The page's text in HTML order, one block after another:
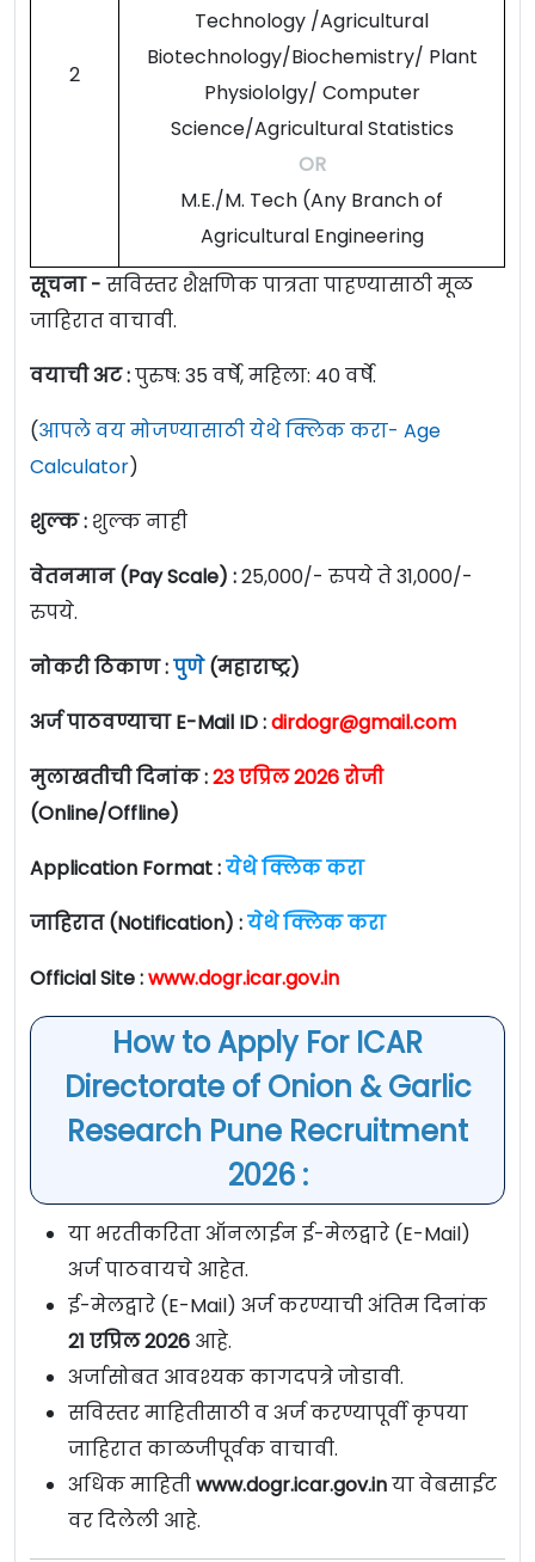
2
Technology /Agricultural
Biotechnology/Biochemistry/ Plant
Physiololgy/ Computer
Science/Agricultural Statistics
OR
M.E./M. Tech (Any Branch of
Agricultural Engineering
सूचना - सविस्तर शैक्षणिक पात्रता पाहण्यासाठी मूळ
जाहिरात वाचावी.
वयाची अट :पुरुष: 35 वर्षे, महिला: 40 वर्षे.
(आपले वय मोजण्यासाठी येथे क्लिक करा- Age
Calculator)
शुल्क : शुल्क नाही
वेतनमान (Pay Scale) :25,000/- रुपये ते 31,000/-
रुपये.
नोकरी ठिकाण :पुणे(महाराष्ट्र)
अर्ज पाठवण्याचा E-Mail ID :dirdogr@gmail.com
मुलाखतीची दिनांक :23 एप्रिल 2026 रोजी
(Online/Offline)
Application Format :येथे क्लिक करा
जाहिरात (Notification) :येथे क्लिक करा
Official Site :www.dogr.icar.gov.in
How to Apply For ICAR
Directorate of Onion & Garlic
Research Pune Recruitment
2026 :
या भरतीकरिता ऑनलाईन ई-मेलद्वारे (E-Mail)
अर्ज पाठवायचे आहेत.
ई-मेलद्वारे (E-Mail) अर्ज करण्याची अंतिम दिनांक
21 एप्रिल 2026 आहे.
अर्जासोबत आवश्यक कागदपत्रे जोडावी.
सविस्तर माहितीसाठी व अर्ज करण्यापूर्वी कृपया
जाहिरात काळजीपूर्वक वाचावी.
अधिक माहितीwww.dogr.icar.gov.inया वेबसाईट
वर दिलेली आहे.